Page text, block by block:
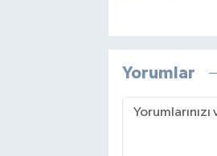
Yorumlar